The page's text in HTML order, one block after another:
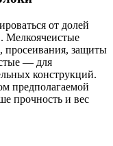
от долей
Мелкоячеистые
просеивания, защиты
— для
конструкций.
предполагаемой
прочность и вес